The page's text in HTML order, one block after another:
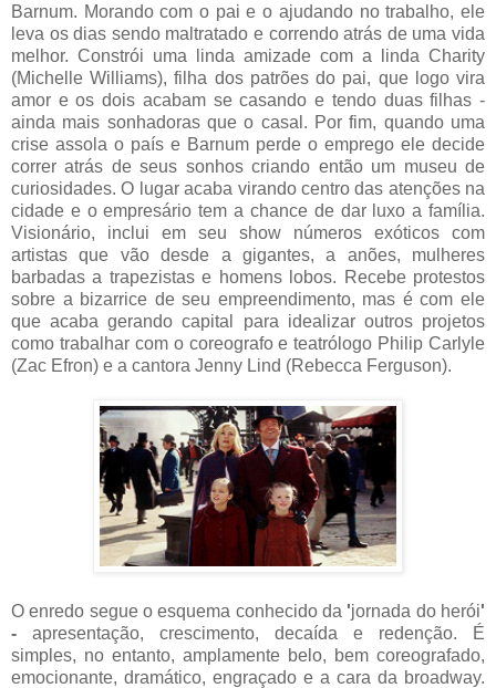
Barnum. Morando com o pai e o ajudando no trabalho, ele
leva os dias sendo maltratado e correndo atrás de uma vida
melhor. Constrói uma linda amizade com a linda Charity
(Michelle Williams), filha dos patrões do pai, que logo vira
amor e os dois acabam se casando e tendo duas filhas -
ainda mais sonhadoras que o casal. Por fim, quando uma
crise assola o país e Barnum perde o emprego ele decide
correr atrás de seus sonhos criando então um museu de
curiosidades. O lugar acaba virando centro das atenções na
cidade e o empresário tem a chance de dar luxo a família.
Visionário, inclui em seu show números exóticos com
artistas que vão desde a gigantes, a anões, mulheres
barbadas a trapezistas e homens lobos. Recebe protestos
sobre a bizarrice de seu empreendimento, mas é com ele
que acaba gerando capital para idealizar outros projetos
como trabalhar com o coreografo e teatrólogo Philip Carlyle
(Zac Efron) e a cantora Jenny Lind (Rebecca Ferguson).
O enredo segue o esquema conhecido da 'jornada do herói'
- apresentação, crescimento, decaída e redenção. É
simples, no entanto, amplamente belo, bem coreografado,
emocionante, dramático, engraçado e a cara da broadway.